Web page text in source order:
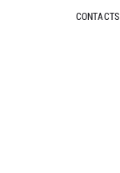
CONTACTS